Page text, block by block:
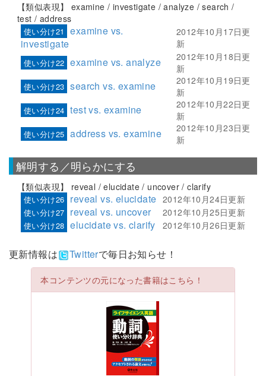
【類似表現】 examine / investigate / analyze / search /
test / address
使い分け21
examine vs.
investigate
2012年10月17日更
新
使い分け22 examine vs. analyze
2012年10月18日更
新
使い分け23 search vs. examine
2012年10月19日更
新
使い分け24 test vs. examine
2012年10月22日更
新
使い分け25 address vs. examine
2012年10月23日更
新
解明する／明らかにする
【類似表現】 reveal / elucidate / uncover / clarify
使い分け26 reveal vs. elucidate 2012年10月24日更新
使い分け27 reveal vs. uncover 2012年10月25日更新
使い分け28 elucidate vs. clarify 2012年10月26日更新
更新情報は Twitterで毎日お知らせ！
本コンテンツの元になった書籍はこちら！